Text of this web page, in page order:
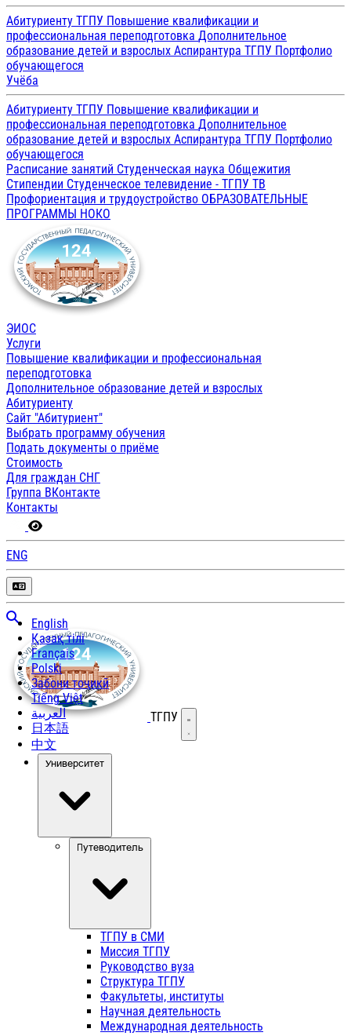
Абитуриенту ТГПУ Повышение квалификации и
профессиональная переподготовка Дополнительное
образование детей и взрослых Аспирантура ТГПУ Портфолио
обучающегося
Учёба
Абитуриенту ТГПУ Повышение квалификации и
профессиональная переподготовка Дополнительное
образование детей и взрослых Аспирантура ТГПУ Портфолио
обучающегося
Расписание занятий Студенческая наука Общежития
Стипендии Студенческое телевидение - ТГПУ ТВ
Профориентация и трудоустройство ОБРАЗОВАТЕЛЬНЫЕ
ПРОГРАММЫ НОКО
ЭИОС
Услуги
Повышение квалификации и профессиональная
переподготовка
Дополнительное образование детей и взрослых
Абитуриенту
Сайт "Абитуриент"
Выбрать программу обучения
Подать документы о приёме
Стоимость
Для граждан СНГ
Группа ВКонтакте
Контакты
ENG
English
Қазақ тілі
Français
Polski
Забони тоҷикӣ
Tiếng Việt
العربية
日本語
中文
ТГПУ Открыть меню
Университет
Путеводитель
ТГПУ в СМИ
Миссия ТГПУ
Руководство вуза
Структура ТГПУ
Факультеты, институты
Научная деятельность
Международная деятельность